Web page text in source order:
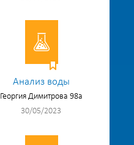
Анализ воды
Георгия Димитрова 98а
30/05/2023